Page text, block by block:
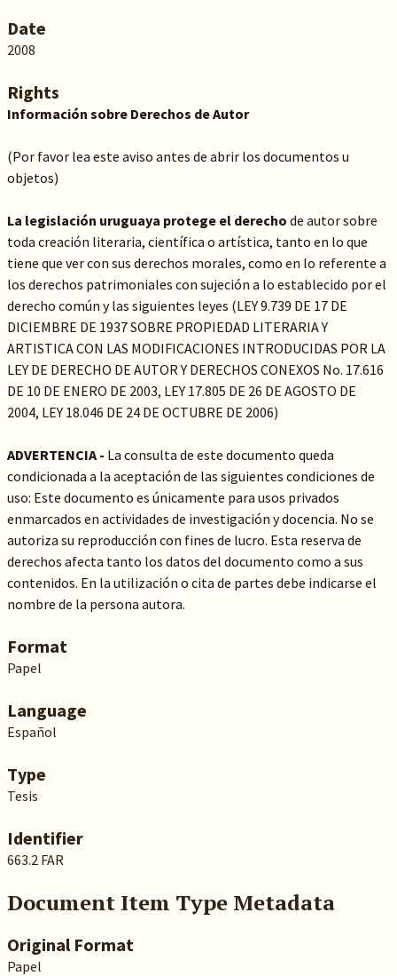
Date
2008
Rights
Información sobre Derechos de Autor
(Por favor lea este aviso antes de abrir los documentos u
objetos)
La legislación uruguaya protege el derecho de autor sobre
toda creación literaria, científica o artística, tanto en lo que
tiene que ver con sus derechos morales, como en lo referente a
los derechos patrimoniales con sujeción a lo establecido por el
derecho común y las siguientes leyes (LEY 9.739 DE 17 DE
DICIEMBRE DE 1937 SOBRE PROPIEDAD LITERARIA Y
ARTISTICA CON LAS MODIFICACIONES INTRODUCIDAS POR LA
LEY DE DERECHO DE AUTOR Y DERECHOS CONEXOS No. 17.616
DE 10 DE ENERO DE 2003, LEY 17.805 DE 26 DE AGOSTO DE
2004, LEY 18.046 DE 24 DE OCTUBRE DE 2006)
ADVERTENCIA - La consulta de este documento queda
condicionada a la aceptación de las siguientes condiciones de
uso: Este documento es únicamente para usos privados
enmarcados en actividades de investigación y docencia. No se
autoriza su reproducción con fines de lucro. Esta reserva de
derechos afecta tanto los datos del documento como a sus
contenidos. En la utilización o cita de partes debe indicarse el
nombre de la persona autora.
Format
Papel
Language
Español
Type
Tesis
Identifier
663.2 FAR
Document Item Type Metadata
Original Format
Papel